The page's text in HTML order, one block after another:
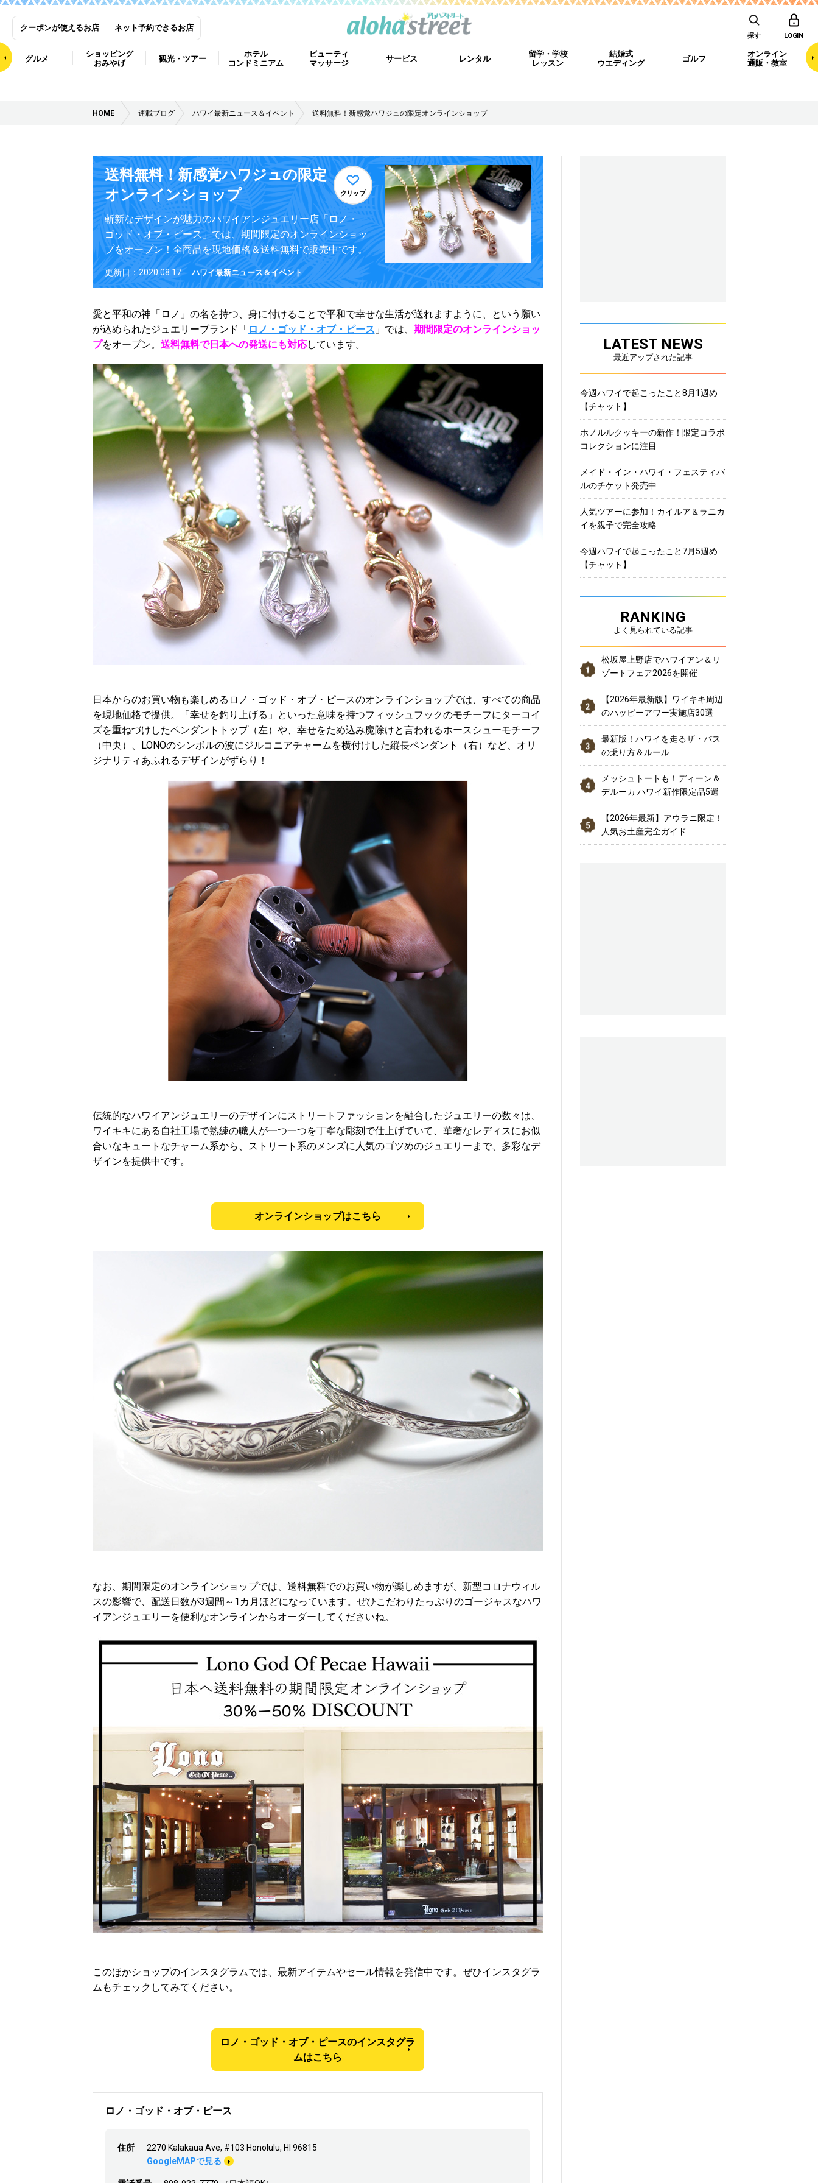
クーポンが使えるお店 ネット予約できるお店
探す LOGIN
グルメ
ショッピング
おみやげ
観光・ツアー
ホテル
コンドミニアム
ビューティ
マッサージ
サービス レンタル
留学・学校
レッスン
結婚式
ウエディング
ゴルフ
オンライン
通販・教室
HOME 連載ブログ ハワイ最新ニュース＆イベント 送料無料！新感覚ハワジュの限定オンラインショップ
送料無料！新感覚ハワジュの限定
オンラインショップ
クリップ
斬新なデザインが魅力のハワイアンジュエリー店「ロノ・
ゴッド・オブ・ピース」では、期間限定のオンラインショッ
プをオープン！全商品を現地価格＆送料無料で販売中です。
更新日：2020.08.17 ハワイ最新ニュース＆イベント
愛と平和の神「ロノ」の名を持つ、身に付けることで平和で幸せな生活が送れますように、という願い
が込められたジュエリーブランド「 ロノ・ゴッド・オブ・ピース 」では、 期間限定のオンラインショッ
プをオープン。 送料無料で日本への発送にも対応しています。
日本からのお買い物も楽しめるロノ・ゴッド・オブ・ピースのオンラインショップでは、すべての商品
を現地価格で提供。「幸せを釣り上げる」といった意味を持つフィッシュフックのモチーフにターコイ
ズを重ねづけしたペンダントトップ（左）や、幸せをため込み魔除けと言われるホースシューモチーフ
（中央）、LONOのシンボルの波にジルコニアチャームを横付けした縦長ペンダント（右）など、オリ
ジナリティあふれるデザインがずらり！
伝統的なハワイアンジュエリーのデザインにストリートファッションを融合したジュエリーの数々は、
ワイキキにある自社工場で熟練の職人が一つ一つを丁寧な彫刻で仕上げていて、華奢なレディスにお似
合いなキュートなチャーム系から、ストリート系のメンズに人気のゴツめのジュエリーまで、多彩なデ
ザインを提供中です。
オンラインショップはこちら
なお、期間限定のオンラインショップでは、送料無料でのお買い物が楽しめますが、新型コロナウィル
スの影響で、配送日数が3週間～1カ月ほどになっています。ぜひこだわりたっぷりのゴージャスなハワ
イアンジュエリーを便利なオンラインからオーダーしてくださいね。
このほかショップのインスタグラムでは、最新アイテムやセール情報を発信中です。ぜひインスタグラ
ムもチェックしてみてください。
ロノ・ゴッド・オブ・ピースのインスタグラ
ムはこちら
ロノ・ゴッド・オブ・ピース
住所
2270 Kalakaua Ave, #103 Honolulu, HI 96815
GoogleMAPで見る
LATEST NEWS
最近アップされた記事
今週ハワイで起こったこと8月1週め
【チャット】
ホノルルクッキーの新作！限定コラボ
コレクションに注目
メイド・イン・ハワイ・フェスティバ
ルのチケット発売中
人気ツアーに参加！カイルア＆ラニカ
イを親子で完全攻略
今週ハワイで起こったこと7月5週め
【チャット】
RANKING
よく見られている記事
松坂屋上野店でハワイアン＆リ
ゾートフェア2026を開催
【2026年最新版】ワイキキ周辺
のハッピーアワー実施店30選
最新版！ハワイを走るザ・バス
の乗り方＆ルール
メッシュトートも！ディーン＆
デルーカ ハワイ新作限定品5選
【2026年最新】アウラニ限定！
人気お土産完全ガイド